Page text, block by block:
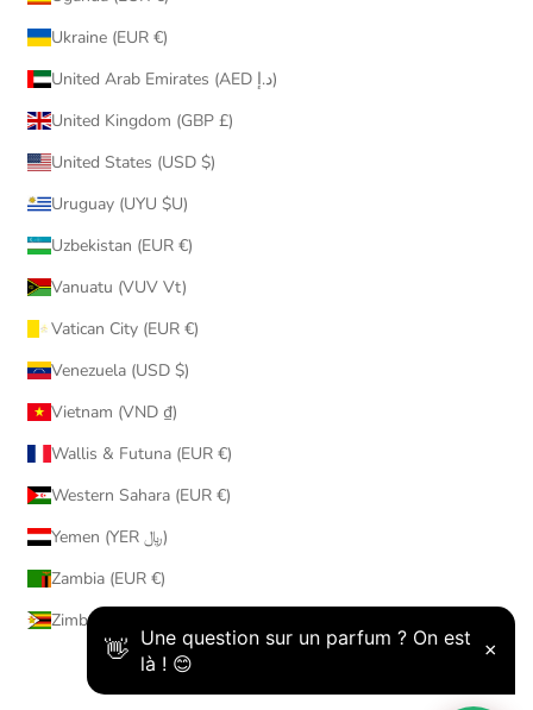
Ukraine (EUR €)
United Arab Emirates (AED د.إ)
United Kingdom (GBP £)
United States (USD $)
Uruguay (UYU $U)
Uzbekistan (EUR €)
Vanuatu (VUV Vt)
Vatican City (EUR €)
Venezuela (USD $)
Vietnam (VND ₫)
Wallis & Futuna (EUR €)
Western Sahara (EUR €)
Yemen (YER ﷼)
Zambia (EUR €)